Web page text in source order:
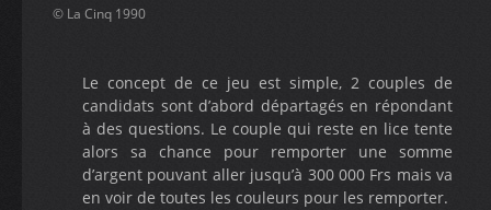
© La Cinq 1990
Le concept de ce jeu est simple, 2 couples de
candidats sont d’abord départagés en répondant
à des questions. Le couple qui reste en lice tente
alors sa chance pour remporter une somme
d’argent pouvant aller jusqu’à 300 000 Frs mais va
en voir de toutes les couleurs pour les remporter.